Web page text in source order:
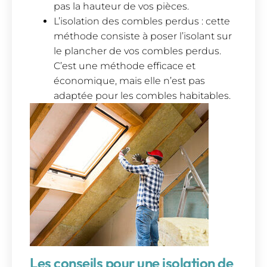
pas la hauteur de vos pièces.
L’isolation des combles perdus : cette
méthode consiste à poser l’isolant sur
le plancher de vos combles perdus.
C’est une méthode efficace et
économique, mais elle n’est pas
adaptée pour les combles habitables.
Les conseils pour une isolation de